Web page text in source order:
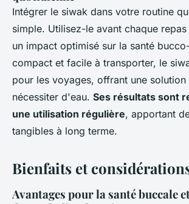
Intégrer le siwak dans votre routine
simple. Utilisez-le avant chaque
un impact optimisé sur la santé
compact et facile à transporter, le
pour les voyages, offrant une solution
nécessiter d'eau. Ses résultats sont
une utilisation régulière, apportant
tangibles à long terme.
Bienfaits et
Avantages pour la santé buccale